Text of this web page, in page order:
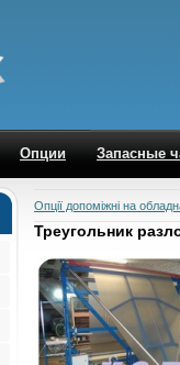
Опции Запасные
Опції допоміжні на
Треугольник